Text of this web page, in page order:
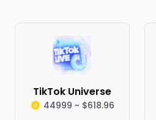
TikTok Universe
44999 ~ $618.96